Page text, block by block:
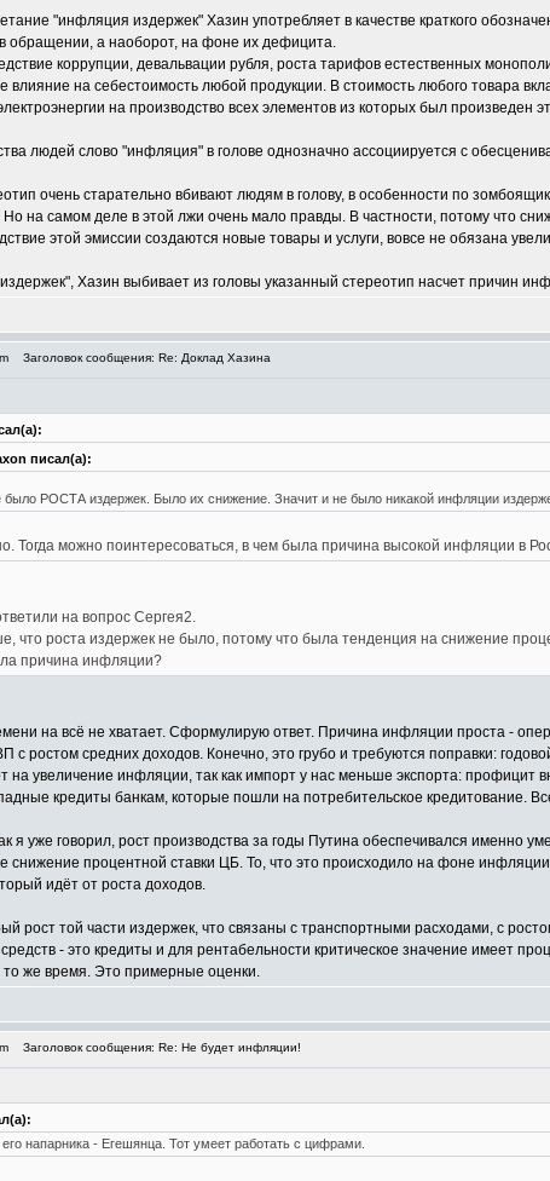
"инфляция издержек" Хазин употребляет в качестве краткого
обращении, а наоборот, на фоне их дефицита.
коррупции, девальвации рубля, роста тарифов естественных
влияние на себестоимость любой продукции. В стоимость любого товара
на производство всех элементов из которых был произведен
людей слово "инфляция" в голове однозначно ассоциируется с
очень старательно вбивают людям в голову, в особенности по
на самом деле в этой лжи очень мало правды. В частности, потому что
этой эмиссии создаются новые товары и услуги, вовсе не обязана
Хазин выбивает из головы указанный стереотип насчет причин
Заголовок сообщения: Re: Доклад Хазина
писал(а):
было РОСТА издержек. Было их снижение. Значит и не было никакой инфляции
Тогда можно поинтересоваться, в чем была причина высокой инфляции в
на вопрос Сергея2.
что роста издержек не было, потому что была тенденция на снижение
причина инфляции?
на всё не хватает. Сформулирую ответ. Причина инфляции проста -
с ростом средних доходов. Конечно, это грубо и требуются поправки:
на увеличение инфляции, так как импорт у нас меньше экспорта:
кредиты банкам, которые пошли на потребительское кредитование.
я уже говорил, рост производства за годы Путина обеспечивался именно
снижение процентной ставки ЦБ. То, что это происходило на фоне
идёт от роста доходов.
рост той части издержек, что связаны с транспортными расходами, с
- это кредиты и для рентабельности критическое значение имеет
же время. Это примерные оценки.
Заголовок сообщения: Re: Не будет инфляции!
напарника - Егешянца. Тот умеет работать с цифрами.